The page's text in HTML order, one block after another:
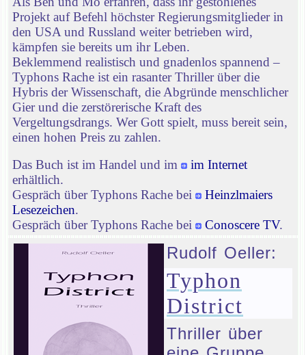
Projekt auf Befehl höchster Regierungsmitglieder in
den USA und Russland weiter betrieben wird,
kämpfen sie bereits um ihr Leben.
Beklemmend realistisch und gnadenlos spannend –
Typhons Rache ist ein rasanter Thriller über die
Hybris der Wissenschaft, die Abgründe menschlicher
Gier und die zerstörerische Kraft des
Vergeltungsdrangs. Wer Gott spielt, muss bereit sein,
einen hohen Preis zu zahlen.
Das Buch ist im Handel und im
im Internet
erhältlich.
Gespräch über Typhons Rache bei
Heinzlmaiers
Lesezeichen.
Gespräch über Typhons Rache bei
Conoscere TV.
Rudolf Oeller:
Typhon
District
Thriller über